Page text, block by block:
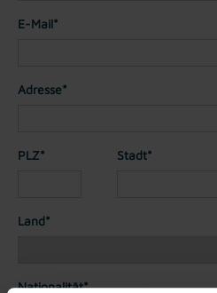
E-Mail*
Adresse*
PLZ* Stadt*
Land*
Nationalität*